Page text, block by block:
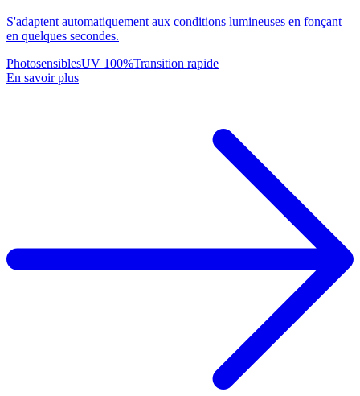
S'adaptent automatiquement aux conditions lumineuses en fonçant
en quelques secondes.
PhotosensiblesUV 100%Transition rapide
En savoir plus